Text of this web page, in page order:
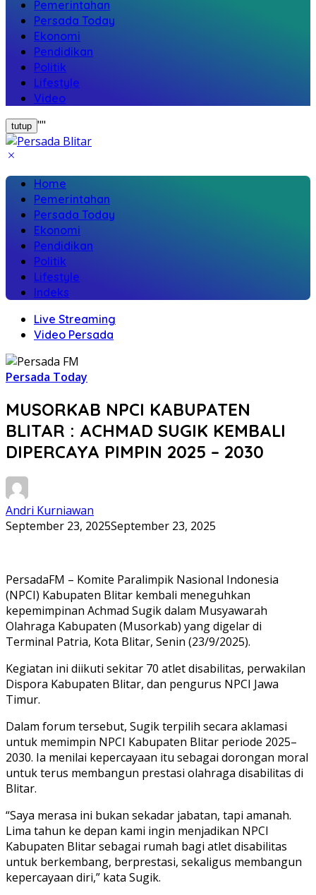
Pemerintahan
Persada Today
Ekonomi
Pendidikan
Politik
Lifestyle
Video
tutup ""
Home
Pemerintahan
Persada Today
Ekonomi
Pendidikan
Politik
Lifestyle
Indeks
Live Streaming
Video Persada
Persada Today
MUSORKAB NPCI KABUPATEN
BLITAR : ACHMAD SUGIK KEMBALI
DIPERCAYA PIMPIN 2025 – 2030
Andri Kurniawan
September 23, 2025September 23, 2025
PersadaFM – Komite Paralimpik Nasional Indonesia
(NPCI) Kabupaten Blitar kembali meneguhkan
kepemimpinan Achmad Sugik dalam Musyawarah
Olahraga Kabupaten (Musorkab) yang digelar di
Terminal Patria, Kota Blitar, Senin (23/9/2025).
Kegiatan ini diikuti sekitar 70 atlet disabilitas, perwakilan
Dispora Kabupaten Blitar, dan pengurus NPCI Jawa
Timur.
Dalam forum tersebut, Sugik terpilih secara aklamasi
untuk memimpin NPCI Kabupaten Blitar periode 2025–
2030. Ia menilai kepercayaan itu sebagai dorongan moral
untuk terus membangun prestasi olahraga disabilitas di
Blitar.
“Saya merasa ini bukan sekadar jabatan, tapi amanah.
Lima tahun ke depan kami ingin menjadikan NPCI
Kabupaten Blitar sebagai rumah bagi atlet disabilitas
untuk berkembang, berprestasi, sekaligus membangun
kepercayaan diri,” kata Sugik.